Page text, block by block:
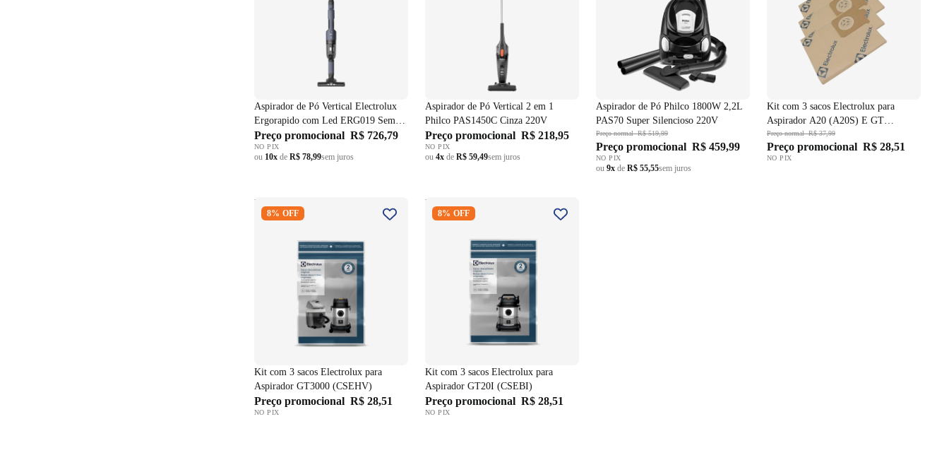
Aspirador de Pó Vertical Electrolux
Ergorapido com Led ERG019 Sem
Fio Azul Bivolt
Preço promocional R$ 726,79
NO PIX
ou 10x de R$ 78,99sem juros
Aspirador de Pó Vertical 2 em 1
Philco PAS1450C Cinza 220V
Preço promocional R$ 218,95
NO PIX
ou 4x de R$ 59,49sem juros
Aspirador de Pó Philco 1800W 2,2L
PAS70 Super Silencioso 220V
Preço normalR$ 519,99
Preço promocional R$ 459,99
NO PIX
ou 9x de R$ 55,55sem juros
Kit com 3 sacos Electrolux para
Aspirador A20 (A20S) E GT
(GT300/SUPGT) CSE10
Preço normalR$ 37,99
Preço promocional R$ 28,51
NO PIX
Kit com 3 sacos Electrolux para
Aspirador GT3000 (CSEHV)
8% OFF
Kit com 3 sacos Electrolux para
Aspirador GT3000 (CSEHV)
Preço promocional R$ 28,51
NO PIX
Kit com 3 sacos Electrolux para
Aspirador GT20I (CSEBI)
8% OFF
Kit com 3 sacos Electrolux para
Aspirador GT20I (CSEBI)
Preço promocional R$ 28,51
NO PIX